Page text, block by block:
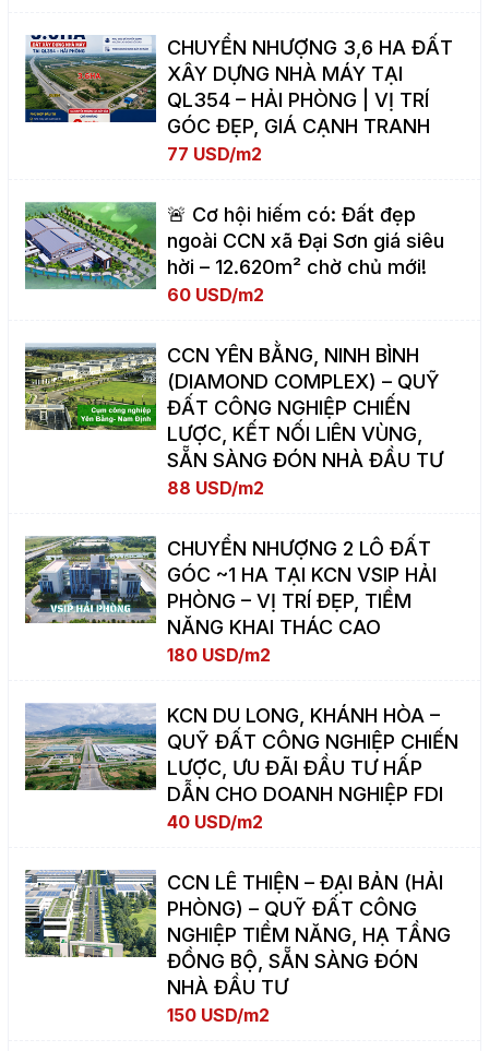
CHUYỂN NHƯỢNG 3,6 HA ĐẤT
XÂY DỰNG NHÀ MÁY TẠI
QL354 – HẢI PHÒNG | VỊ TRÍ
GÓC ĐẸP, GIÁ CẠNH TRANH
77 USD/m2
🚨 Cơ hội hiếm có: Đất đẹp
ngoài CCN xã Đại Sơn giá siêu
hời – 12.620m² chờ chủ mới!
60 USD/m2
CCN YÊN BẰNG, NINH BÌNH
(DIAMOND COMPLEX) – QUỸ
ĐẤT CÔNG NGHIỆP CHIẾN
LƯỢC, KẾT NỐI LIÊN VÙNG,
SẴN SÀNG ĐÓN NHÀ ĐẦU TƯ
88 USD/m2
CHUYỂN NHƯỢNG 2 LÔ ĐẤT
GÓC ~1 HA TẠI KCN VSIP HẢI
PHÒNG – VỊ TRÍ ĐẸP, TIỀM
NĂNG KHAI THÁC CAO
180 USD/m2
KCN DU LONG, KHÁNH HÒA –
QUỸ ĐẤT CÔNG NGHIỆP CHIẾN
LƯỢC, ƯU ĐÃI ĐẦU TƯ HẤP
DẪN CHO DOANH NGHIỆP FDI
40 USD/m2
CCN LÊ THIỆN – ĐẠI BẢN (HẢI
PHÒNG) – QUỸ ĐẤT CÔNG
NGHIỆP TIỀM NĂNG, HẠ TẦNG
ĐỒNG BỘ, SẴN SÀNG ĐÓN
NHÀ ĐẦU TƯ
150 USD/m2